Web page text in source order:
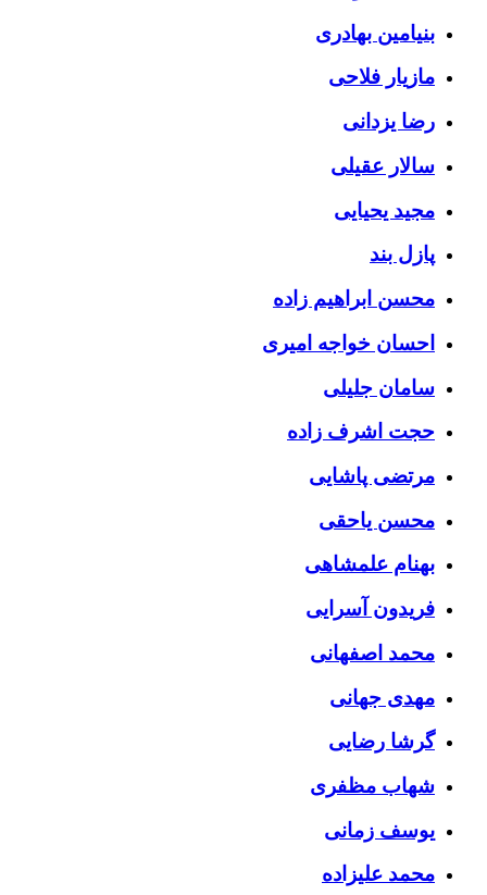
بنیامین بهادری
مازیار فلاحی
رضا یزدانی
سالار عقیلی
مجید یحیایی
پازل بند
محسن ابراهیم زاده
احسان خواجه امیری
سامان جلیلی
حجت اشرف زاده
مرتضی پاشایی
محسن یاحقی
بهنام علمشاهی
فریدون آسرایی
محمد اصفهانی
مهدی جهانی
گرشا رضایی
شهاب مظفری
یوسف زمانی
محمد علیزاده